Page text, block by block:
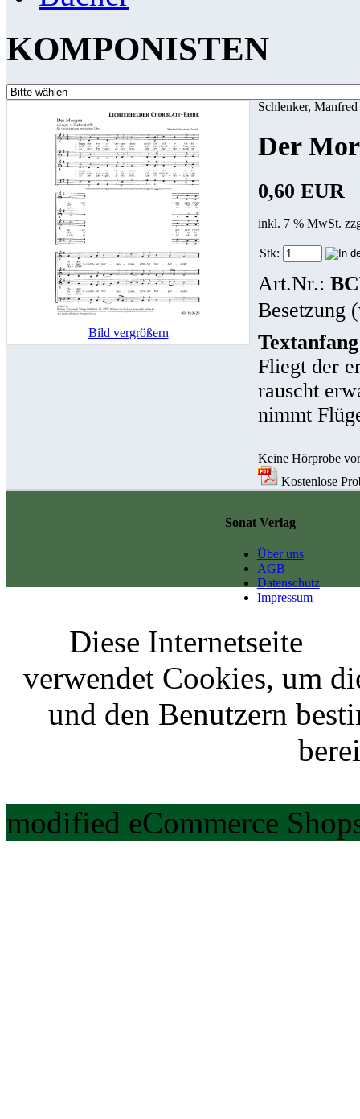
KOMPONISTEN
Bild vergrößern
Schlenker, Manfred
Der
0,60 EUR
inkl. 7 % MwSt.
Stk:
Art.Nr.:
Besetzung
Fliegt der
rauscht
nimmt
Keine Hörprobe
Kostenlose
Sonat Verlag
Über uns
AGB
Datenschutz
Impressum
Diese Internetseite
verwendet Cookies, um
und den Benutzern
modified eCommerce